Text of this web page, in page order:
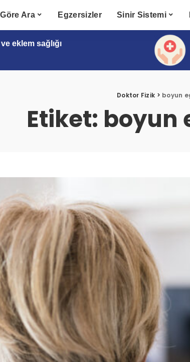
Ara Egzersizler Sinir Sistemi
eklem sağlığı
Doktor Fizik > boyun
Etiket: boyun